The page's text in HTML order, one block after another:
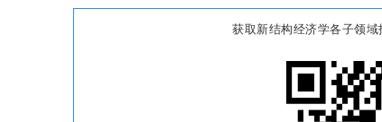
获取新结构经济学各子领